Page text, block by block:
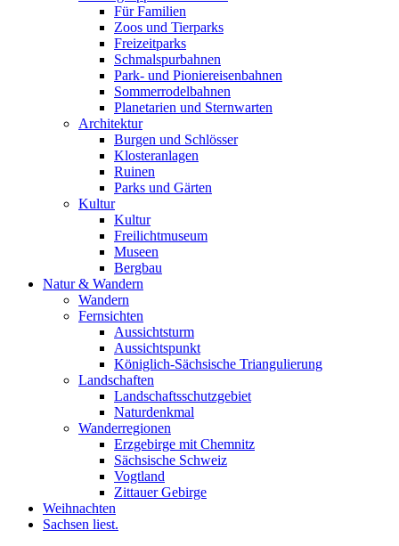
Für Familien
Zoos und Tierparks
Freizeitparks
Schmalspurbahnen
Park- und Pioniereisenbahnen
Sommerrodelbahnen
Planetarien und Sternwarten
Architektur
Burgen und Schlösser
Klosteranlagen
Ruinen
Parks und Gärten
Kultur
Kultur
Freilichtmuseum
Museen
Bergbau
Natur & Wandern
Wandern
Fernsichten
Aussichtsturm
Aussichtspunkt
Königlich-Sächsische Triangulierung
Landschaften
Landschaftsschutzgebiet
Naturdenkmal
Wanderregionen
Erzgebirge mit Chemnitz
Sächsische Schweiz
Vogtland
Zittauer Gebirge
Weihnachten
Sachsen liest.